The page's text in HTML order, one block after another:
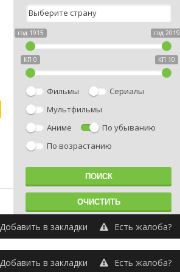
год 1915 год 2019
КП 0 КП 10
Фильмы
Сериалы
Мультфильмы
Аниме
По убыванию
По возрастанию
Добавить в закладки Есть жалоба?
Добавить в закладки Есть жалоба?